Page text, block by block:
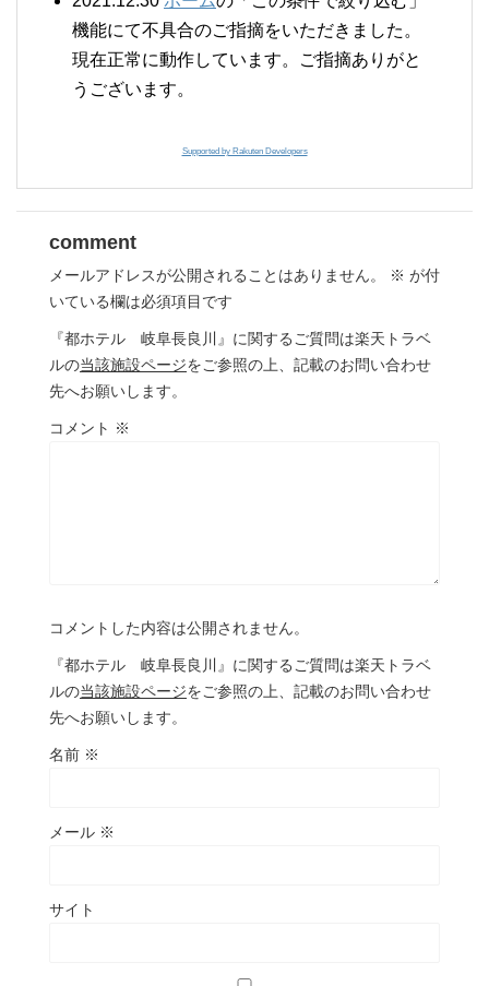
機能にて不具合のご指摘をいただきました。
現在正常に動作しています。ご指摘ありがと
うございます。
Supported by Rakuten Developers
comment
メールアドレスが公開されることはありません。 ※ が付
いている欄は必須項目です
『都ホテル 岐阜長良川』に関するご質問は楽天トラベ
ルの当該施設ページをご参照の上、記載のお問い合わせ
先へお願いします。
コメント ※
コメントした内容は公開されません。
『都ホテル 岐阜長良川』に関するご質問は楽天トラベ
ルの当該施設ページをご参照の上、記載のお問い合わせ
先へお願いします。
名前 ※
メール ※
サイト